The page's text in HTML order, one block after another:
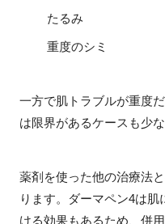
たるみ
重度のシミ
一方で肌トラブルが重度
は限界があるケースも少な
薬剤を使った他の治療法
ります。ダーマペン4は
ける効果もあるため、併